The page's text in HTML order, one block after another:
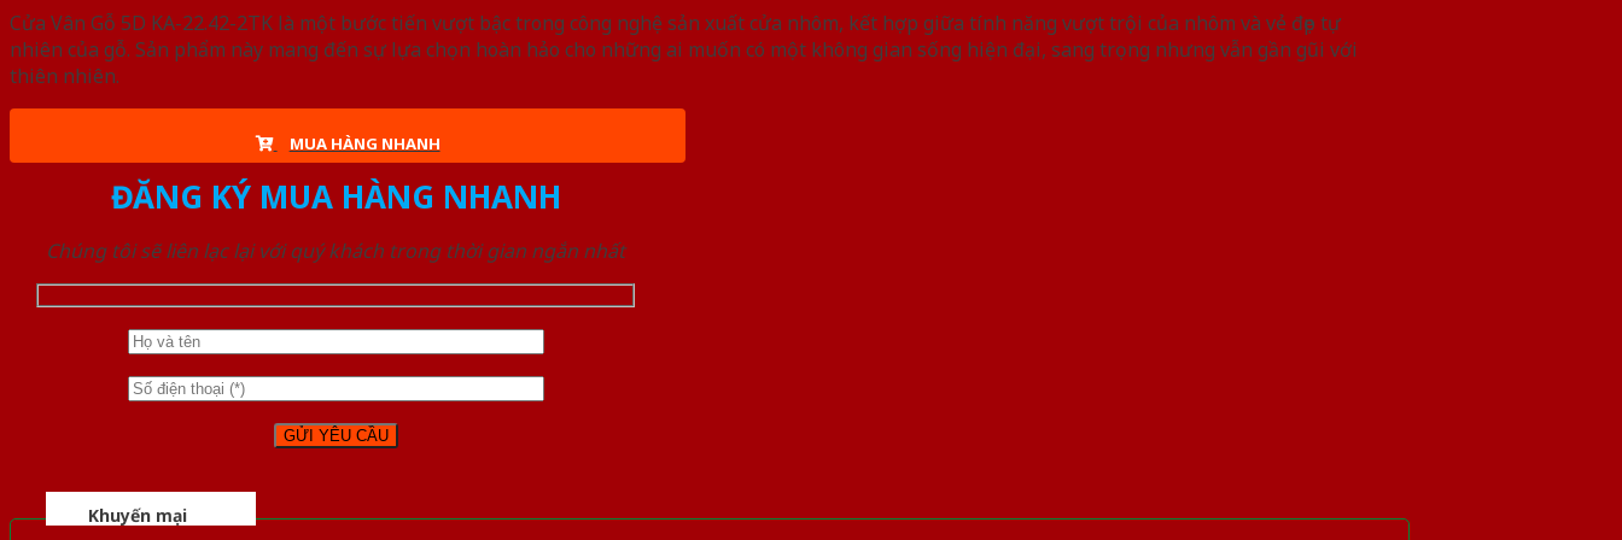
Cửa Vân Gỗ 5D KA-22.42-2TK là một bước tiến vượt bậc trong công nghệ sản xuất cửa nhôm, kết hợp giữa tính năng vượt trội của nhôm và vẻ đẹp tự
nhiên của gỗ. Sản phẩm này mang đến sự lựa chọn hoàn hảo cho những ai muốn có một không gian sống hiện đại, sang trọng nhưng vẫn gần gũi với
thiên nhiên.
MUA HÀNG NHANH
ĐĂNG KÝ MUA HÀNG NHANH
Chúng tôi sẽ liên lạc lại với quý khách trong thời gian ngắn nhất
Khuyến mại